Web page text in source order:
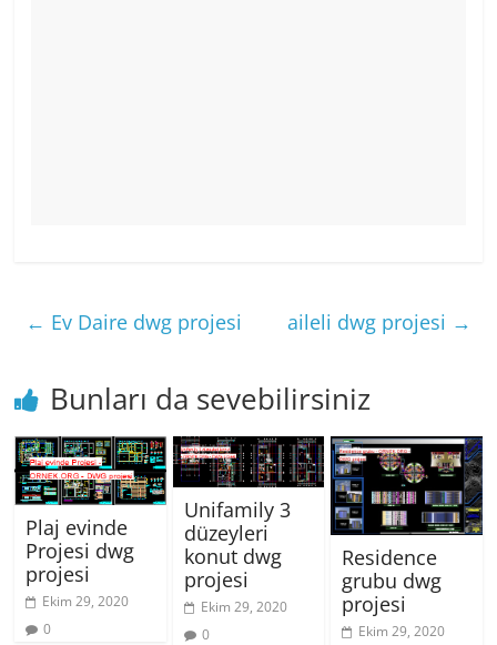
← Ev Daire dwg projesi aileli dwg projesi →
Bunları da sevebilirsiniz
Plaj evinde
Projesi dwg
projesi
Ekim 29, 2020
0
Unifamily 3
düzeyleri
konut dwg
projesi
Ekim 29, 2020
0
Residence
grubu dwg
projesi
Ekim 29, 2020